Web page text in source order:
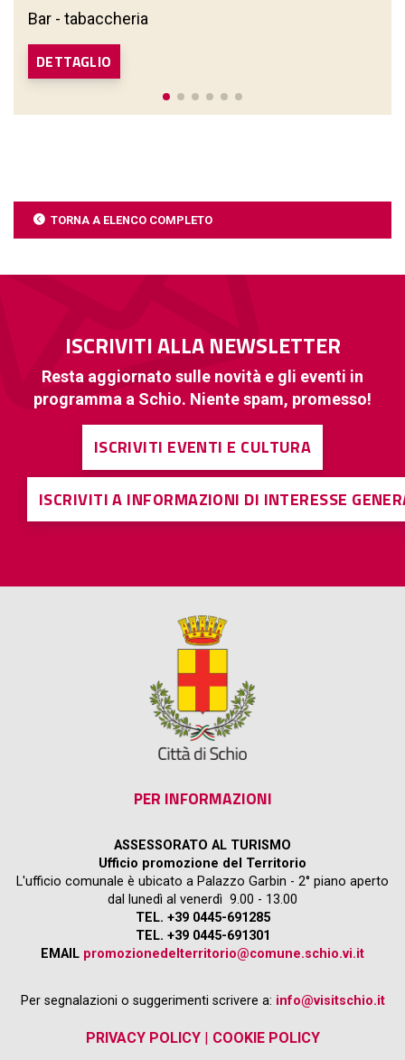
Bar - tabaccheria
DETTAGLIO
TORNA A ELENCO COMPLETO
ISCRIVITI ALLA NEWSLETTER
Resta aggiornato sulle novità e gli eventi in
programma a Schio. Niente spam, promesso!
ISCRIVITI EVENTI E CULTURA
ISCRIVITI A INFORMAZIONI DI INTERESSE
PER INFORMAZIONI
ASSESSORATO AL TURISMO
Ufficio promozione del Territorio
L'ufficio comunale è ubicato a Palazzo Garbin - 2° piano aperto
dal lunedì al venerdì 9.00 - 13.00
TEL. +39 0445-691285
TEL. +39 0445-691301
EMAIL promozionedelterritorio@comune.schio.vi.it
Per segnalazioni o suggerimenti scrivere a: info@visitschio.it
PRIVACY POLICY| COOKIE POLICY